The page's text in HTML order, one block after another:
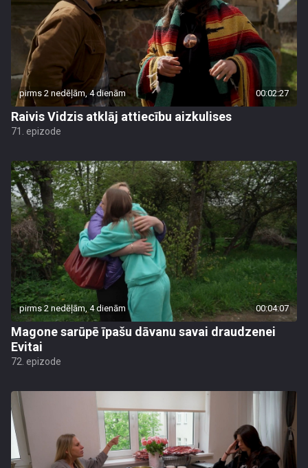
pirms 2 nedēļām, 4 dienām 00:02:27
Raivis Vidzis atklāj attiecību aizkulises
71. epizode
pirms 2 nedēļām, 4 dienām 00:04:07
Magone sarūpē īpašu dāvanu savai draudzenei
Evitai
72. epizode